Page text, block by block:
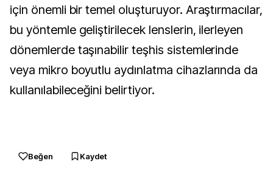
için önemli bir temel oluşturuyor. Araştırmacılar,
bu yöntemle geliştirilecek lenslerin, ilerleyen
dönemlerde taşınabilir teşhis sistemlerinde
veya mikro boyutlu aydınlatma cihazlarında da
kullanılabileceğini belirtiyor.
Beğen Kaydet